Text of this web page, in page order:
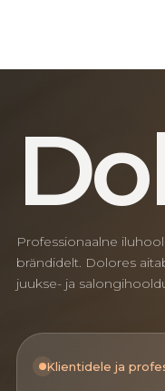
Do
Professionaalne
brändidelt. Dolores
juukse- ja
Klientidele ja